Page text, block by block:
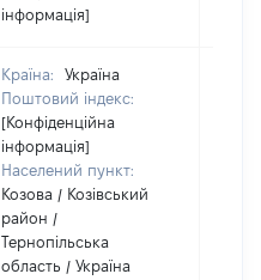
інформація]
Країна:
Україна
Поштовий індекс:
[Конфіденційна
інформація]
Населений пункт:
Козова / Козівський
район /
Тернопільська
область / Україна